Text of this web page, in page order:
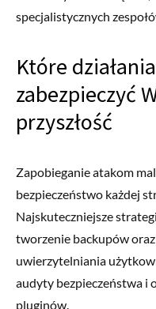
specjalistycznych
Które
zabezpieczyć
przyszłość
Zapobieganie atakom
bezpieczeństwo każdej
Najskuteczniejsze
tworzenie backupów
uwierzytelniania
audyty bezpieczeństwa i
pluginów.